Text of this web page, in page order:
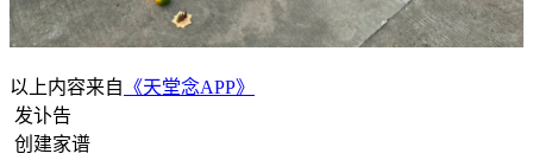
以上内容来自 《天堂念APP》
发讣告
创建家谱